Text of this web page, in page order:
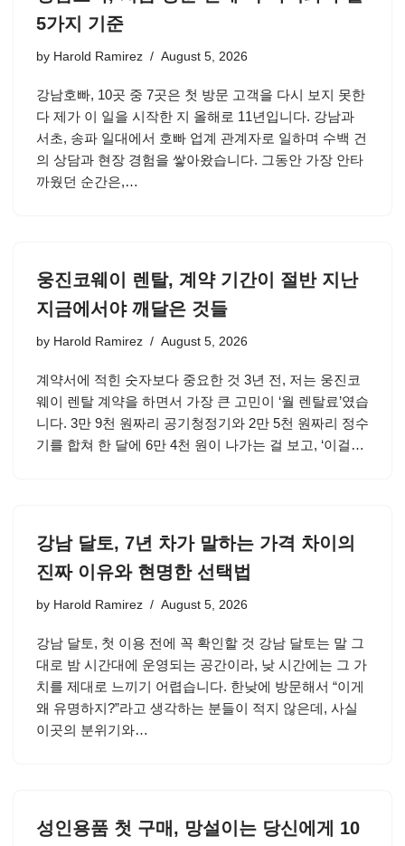
5가지 기준
by Harold Ramirez August 5, 2026
강남호빠, 10곳 중 7곳은 첫 방문 고객을 다시 보지 못한
다 제가 이 일을 시작한 지 올해로 11년입니다. 강남과
서초, 송파 일대에서 호빠 업계 관계자로 일하며 수백 건
의 상담과 현장 경험을 쌓아왔습니다. 그동안 가장 안타
까웠던 순간은,…
웅진코웨이 렌탈, 계약 기간이 절반 지난
지금에서야 깨달은 것들
by Harold Ramirez August 5, 2026
계약서에 적힌 숫자보다 중요한 것 3년 전, 저는 웅진코
웨이 렌탈 계약을 하면서 가장 큰 고민이 ‘월 렌탈료’였습
니다. 3만 9천 원짜리 공기청정기와 2만 5천 원짜리 정수
기를 합쳐 한 달에 6만 4천 원이 나가는 걸 보고, ‘이걸…
강남 달토, 7년 차가 말하는 가격 차이의
진짜 이유와 현명한 선택법
by Harold Ramirez August 5, 2026
강남 달토, 첫 이용 전에 꼭 확인할 것 강남 달토는 말 그
대로 밤 시간대에 운영되는 공간이라, 낮 시간에는 그 가
치를 제대로 느끼기 어렵습니다. 한낮에 방문해서 “이게
왜 유명하지?”라고 생각하는 분들이 적지 않은데, 사실
이곳의 분위기와…
성인용품 첫 구매, 망설이는 당신에게 10